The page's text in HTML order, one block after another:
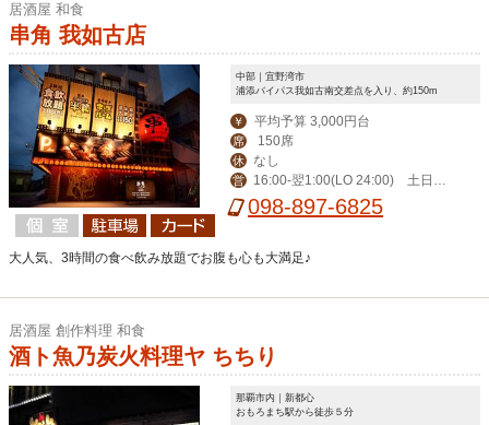
居酒屋 和食
串角 我如古店
中部｜宜野湾市
浦添バイパス我如古南交差点を入り、約150m
￥ 平均予算 3,000円台
席 150席
休 なし
営
16:00-翌1:00(LO 24:00) 土日祝1
5:00-翌1:00(LO 24:00)
098-897-6825
大人気、3時間の食べ飲み放題でお腹も心も大満足♪
居酒屋 創作料理 和食
酒ト魚乃炭火料理ヤ ちちり
那覇市内｜新都心
おもろまち駅から徒歩５分